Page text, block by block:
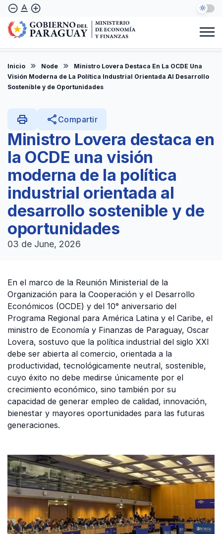
Skip
main
content
remove_circle_outline text_format add_circle_outline
EN
Inicio Node
Ministro Lovera Destaca En La OCDE Una
Visión Moderna de La Política Industrial Orientada Al Desarrollo
Sostenible y de Oportunidades
Ministro Lovera destaca en
la OCDE una visión
moderna de la política
industrial orientada al
desarrollo sostenible y de
oportunidades
03 de June, 2026
print share Compartir
En el marco de la Reunión Ministerial de la
Organización para la Cooperación y el Desarrollo
Económicos (OCDE) y del 10° aniversario del
Programa Regional para América Latina y el Caribe, el
ministro de Economía y Finanzas de Paraguay, Oscar
Lovera, sostuvo que la política industrial del siglo XXI
debe ser abierta al comercio, orientada a la
productividad, tecnológicamente neutral, sostenible,
cuyo éxito no debe medirse únicamente por el
crecimiento económico, sino también por su
capacidad de generar empleo de calidad, innovación,
bienestar y mayores oportunidades para las futuras
generaciones.